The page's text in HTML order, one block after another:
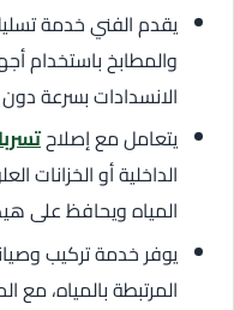
يقدم الفني خدمة
والمطابخ باستخدام
الانسدادات بسرعة دون
يتعامل مع إصلاح
الداخلية أو الخزانات
المياه ويحافظ على
يوفر خدمة تركيب
المرتبطة بالمياه،